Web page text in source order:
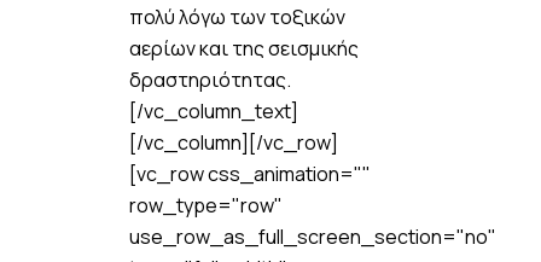
πολύ λόγω των τοξικών
αερίων και της σεισμικής
δραστηριότητας.
[/vc_column_text]
[/vc_column][/vc_row]
[vc_row css_animation=""
row_type="row"
use_row_as_full_screen_section="no"